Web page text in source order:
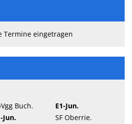
Termine eingetragen
Buch.
E1-Jun.
Jun.
SF Oberrie.